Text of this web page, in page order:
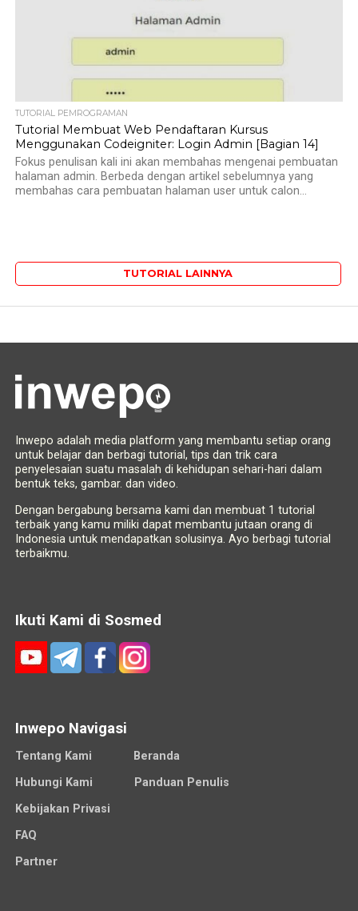
TUTORIAL PEMROGRAMAN
Tutorial Membuat Web Pendaftaran Kursus
Menggunakan Codeigniter: Login Admin [Bagian 14]
Fokus penulisan kali ini akan membahas mengenai pembuatan
halaman admin. Berbeda dengan artikel sebelumnya yang
membahas cara pembuatan halaman user untuk calon...
TUTORIAL LAINNYA
Inwepo adalah media platform yang membantu setiap orang
untuk belajar dan berbagi tutorial, tips dan trik cara
penyelesaian suatu masalah di kehidupan sehari-hari dalam
bentuk teks, gambar. dan video.
Dengan bergabung bersama kami dan membuat 1 tutorial
terbaik yang kamu miliki dapat membantu jutaan orang di
Indonesia untuk mendapatkan solusinya. Ayo berbagi tutorial
terbaikmu.
Ikuti Kami di Sosmed
Inwepo Navigasi
Tentang Kami
Beranda
Hubungi Kami
Panduan Penulis
Kebijakan Privasi
FAQ
Partner